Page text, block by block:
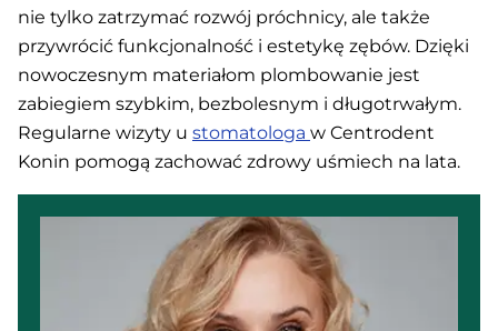
nie tylko zatrzymać rozwój próchnicy, ale także
przywrócić funkcjonalność i estetykę zębów. Dzięki
nowoczesnym materiałom plombowanie jest
zabiegiem szybkim, bezbolesnym i długotrwałym.
Regularne wizyty u stomatologa w Centrodent
Konin pomogą zachować zdrowy uśmiech na lata.